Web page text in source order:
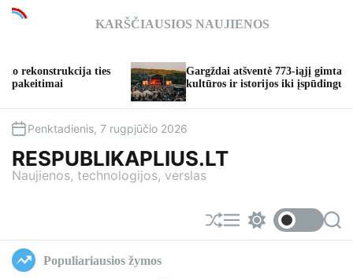
c
KARŠČIAUSIOS NAUJIENOS
ties
Gargždai atšventė 773-iąjį gimtadienį: nuo
kultūros ir istorijos iki įspūdingų koncertų
Penktadienis, 7 rugpjūčio 2026
RESPUBLIKAPLIUS.LT
Naujienos, technologijos, verslas
S
h
M
e w
S
e
Populiariausios žymos